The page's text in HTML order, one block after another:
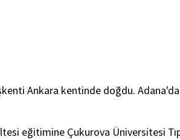
Ankara kentinde doğdu.
eğitimine Çukurova Üniversitesi